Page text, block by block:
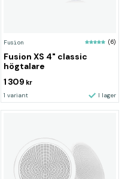
Fusion (6)
Fusion XS 4" classic
högtalare
1 309 kr
1 variant I lager